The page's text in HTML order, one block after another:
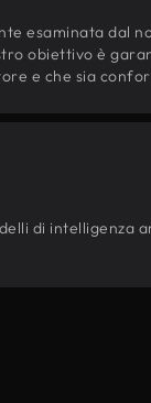
esaminata dal
obiettivo è
e che sia
di intelligenza